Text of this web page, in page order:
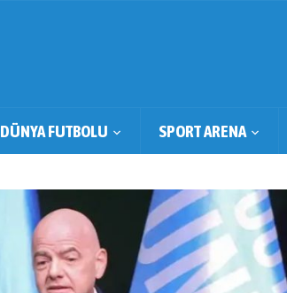
DÜNYA FUTBOLU SPORT ARENA